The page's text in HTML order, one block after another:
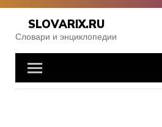
Skip
content
SLOVARIX.RU
Словари и энциклопедии